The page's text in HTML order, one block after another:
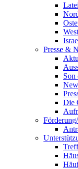
Presse &
Son
Die